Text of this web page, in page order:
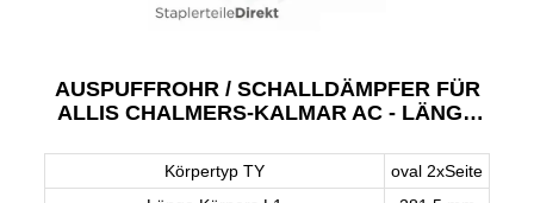
AUSPUFFROHR / SCHALLDÄMPFER FÜR
ALLIS CHALMERS-KALMAR AC - LÄNGE
Körpertyp TY
oval 2xSeite